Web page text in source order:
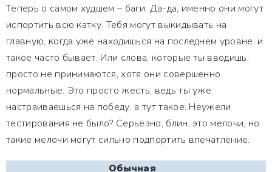
Теперь о самом худшем – баги. Да-да, именно они могут
испортить всю катку. Тебя могут выкидывать на
главную, когда уже находишься на последнем уровне, и
такое часто бывает. Или слова, которые ты вводишь,
просто не принимаются, хотя они совершенно
нормальные. Это просто жесть, ведь ты уже
настраиваешься на победу, а тут такое. Неужели
тестирования не было? Серьёзно, блин, это мелочи, но
такие мелочи могут сильно подпортить впечатление.
Обычная